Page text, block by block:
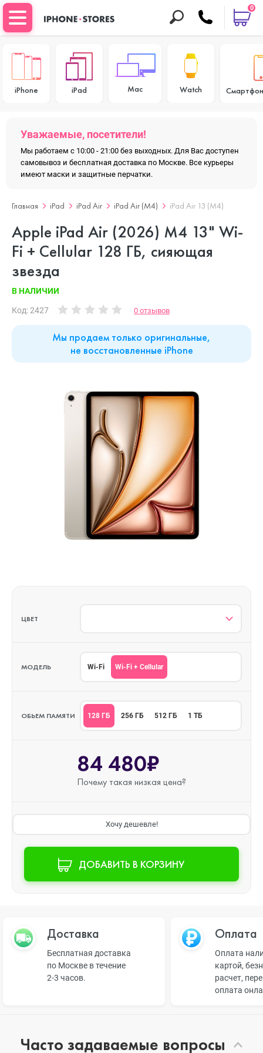
0
iPhone iPad Mac Watch
Уважаемые, посетители!
Мы работаем с 10:00 - 21:00 без выходных. Для Вас доступен
самовывоз и бесплатная доставка по Москве. Все курьеры
имеют маски и защитные перчатки.
Главная iPad iPad Air iPad Air (M4) iPad Air 13 (M4)
Apple iPad Air (2026) M4 13" Wi-
Fi + Cellular 128 ГБ, сияющая
звезда
В НАЛИЧИИ
Код: 2427 0 отзывов
Мы продаем только оригинальные,
не восстановленные iPhone
ЦВЕТ
МОДЕЛЬ Wi-Fi Wi-Fi + Cellular
ОБЬЕМ ПАМЯТИ 128 ГБ 256 ГБ 512 ГБ 1 ТБ
84 480₽
Почему такая низкая цена?
Хочу дешевле!
ДОБАВИТЬ В КОРЗИНУ
Доставка
Бесплатная доставка
по Москве в течение
2-3 часов.
Оплата
Оплата
картой,
расчет,
оплата
Часто задаваемые вопросы